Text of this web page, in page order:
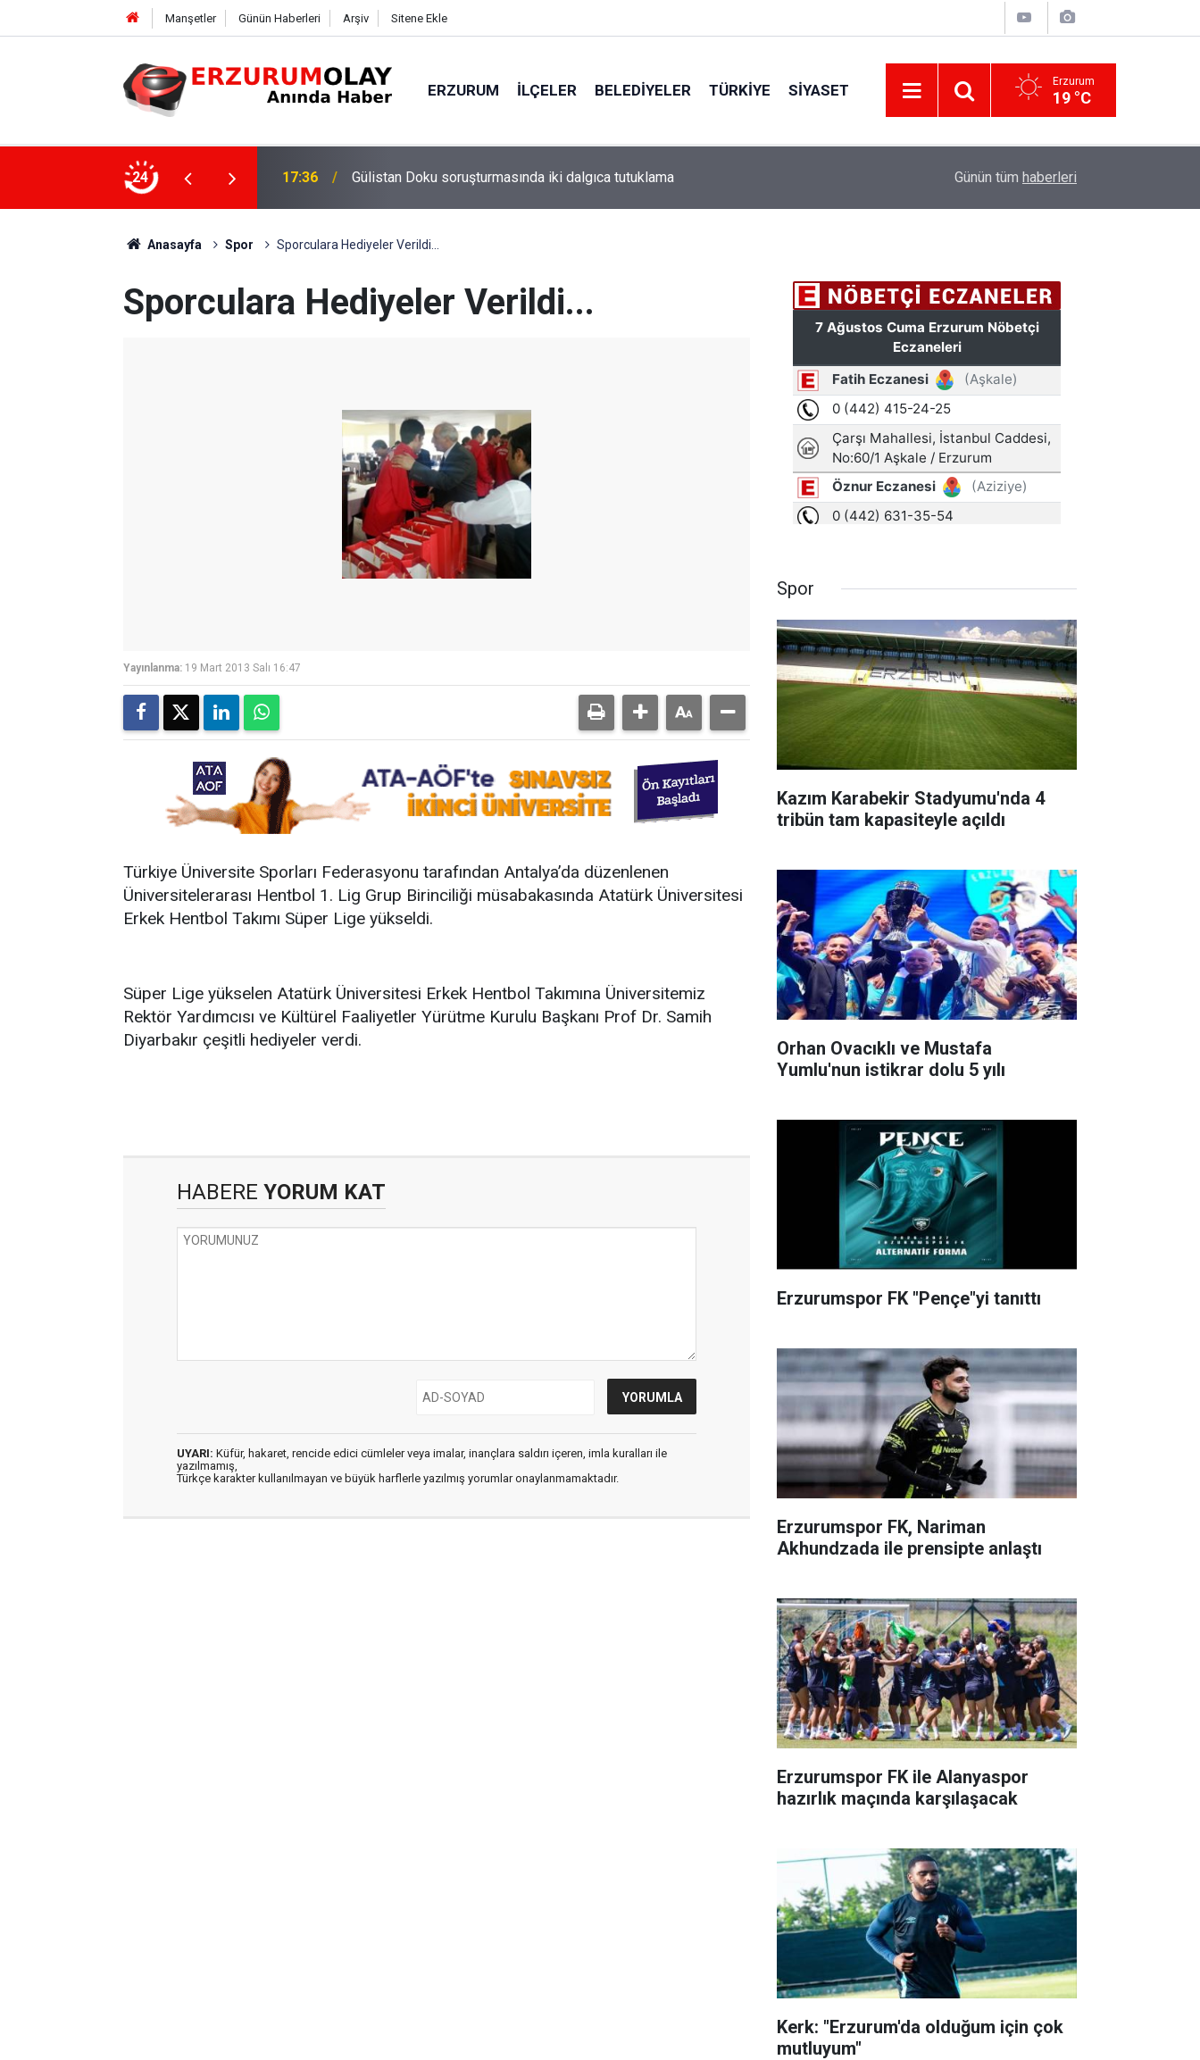
Manşetler Günün Haberleri Arşiv Sitene Ekle
ERZURUM İLÇELER BELEDIYELER TÜRKIYE SIYASET Erzurum
19 °C
24 17:36 Gülistan Doku soruşturmasında iki dalgıca tutuklama Günün tüm haberleri
Anasayfa Spor Sporculara Hediyeler Verildi...
Sporculara Hediyeler Verildi...
Yayınlanma: 19 Mart 2013 Salı 16:47
Türkiye Üniversite Sporları Federasyonu tarafından Antalya’da düzenlenen
Üniversitelerarası Hentbol 1. Lig Grup Birinciliği müsabakasında Atatürk Üniversitesi
Erkek Hentbol Takımı Süper Lige yükseldi.
Süper Lige yükselen Atatürk Üniversitesi Erkek Hentbol Takımına Üniversitemiz
Rektör Yardımcısı ve Kültürel Faaliyetler Yürütme Kurulu Başkanı Prof Dr. Samih
Diyarbakır çeşitli hediyeler verdi.
HABERE YORUM KAT
UYARI: Küfür, hakaret, rencide edici cümleler veya imalar, inançlara saldırı içeren, imla kuralları ile
yazılmamış,
Türkçe karakter kullanılmayan ve büyük harflerle yazılmış yorumlar onaylanmamaktadır.
Spor
Kazım Karabekir Stadyumu'nda 4
tribün tam kapasiteyle açıldı
Orhan Ovacıklı ve Mustafa
Yumlu'nun istikrar dolu 5 yılı
Erzurumspor FK "Pençe"yi tanıttı
Erzurumspor FK, Nariman
Akhundzada ile prensipte anlaştı
Erzurumspor FK ile Alanyaspor
hazırlık maçında karşılaşacak
Kerk: "Erzurum'da olduğum için çok
mutluyum"